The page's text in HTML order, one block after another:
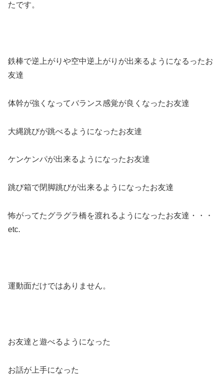
たです。
鉄棒で逆上がりや空中逆上がりが出来るようになるったお
友達
体幹が強くなってバランス感覚が良くなったお友達
大縄跳びが跳べるようになったお友達
ケンケンパが出来るようになったお友達
跳び箱で閉脚跳びが出来るようになったお友達
怖がってたグラグラ橋を渡れるようになったお友達・・・
etc.
運動面だけではありません。
お友達と遊べるようになった
お話が上手になった